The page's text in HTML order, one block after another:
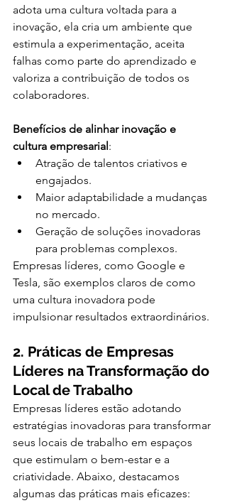
adota uma cultura voltada para a
inovação, ela cria um ambiente que
estimula a experimentação, aceita
falhas como parte do aprendizado e
valoriza a contribuição de todos os
colaboradores.
Benefícios de alinhar inovação e
cultura empresarial:
Atração de talentos criativos e
engajados.
Maior adaptabilidade a mudanças
no mercado.
Geração de soluções inovadoras
para problemas complexos.
Empresas líderes, como Google e
Tesla, são exemplos claros de como
uma cultura inovadora pode
impulsionar resultados extraordinários.
2. Práticas de Empresas
Líderes na Transformação do
Local de Trabalho
Empresas líderes estão adotando
estratégias inovadoras para transformar
seus locais de trabalho em espaços
que estimulam o bem-estar e a
criatividade. Abaixo, destacamos
algumas das práticas mais eficazes: